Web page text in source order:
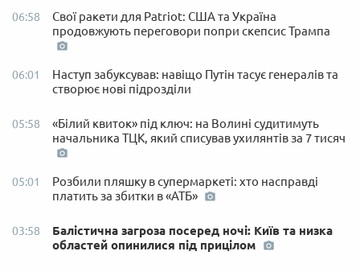
06:58
Свої ракети для Patriot: США та Україна
продовжують переговори попри скепсис Трампа
06:01
Наступ забуксував: навіщо Путін тасує генералів та
створює нові підрозділи
05:58
«Білий квиток» під ключ: на Волині судитимуть
начальника ТЦК, який списував ухилянтів за 7 тисяч
05:01
Розбили пляшку в супермаркеті: хто насправді
платить за збитки в «АТБ»
03:58
Балістична загроза посеред ночі: Київ та низка
областей опинилися під прицілом